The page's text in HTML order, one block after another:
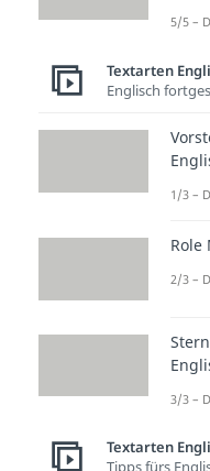
dir
gar
erst
5/5 –
Textarten
Englisch
1/3 –
Role
2/3 –
3/3 –
Textarten
Tipps fürs